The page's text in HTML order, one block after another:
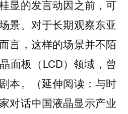
显的发言动因之前，可
景。对于长期观察东亚
言，这样的场景并不陌
面板（LCD）领域，曾
本。（延伸阅读：与时
话中国液晶显示产业